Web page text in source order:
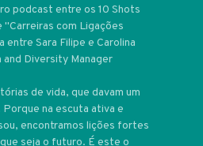
podcast entre os 10 Shots
"Carreiras com Ligações
entre Sara Filipe e Carolina
and Diversity Manager
de vida, que davam um
na escuta ativa e
encontramos lições fortes
seja o futuro. É este o